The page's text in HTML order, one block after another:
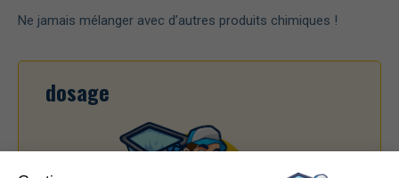
Ne jamais mélanger avec d’autres produits chimiques !
dosage